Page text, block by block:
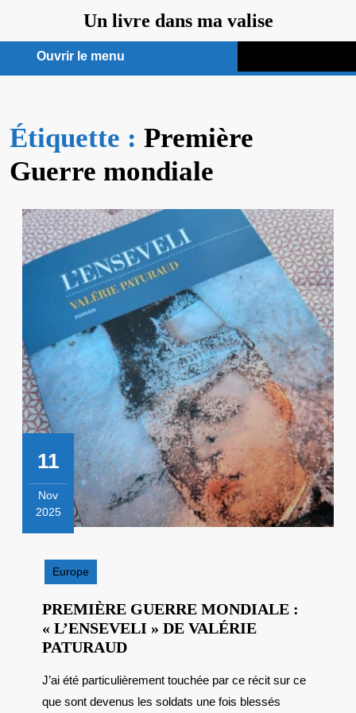
contenu
Un livre dans ma valise
Ouvrir le menu
menu
Étiquette : Première
Guerre mondiale
11
Nov
2025
2025
Europe
PREMIÈRE GUERRE MONDIALE :
« L’ENSEVELI » DE VALÉRIE
PATURAUDPREMIÈRE
MONDIALE
:
J’ai été particulièrement touchée par ce récit sur ce
que sont devenus les soldats une fois blessés